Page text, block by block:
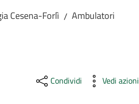
Cesena-Forlì / Ambulatori
Condividi Vedi azioni